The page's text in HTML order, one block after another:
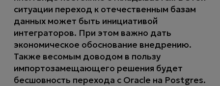
ситуации переход к отечественным базам
данных может быть инициативой
интеграторов. При этом важно дать
экономическое обоснование внедрению.
Также весомым доводом в пользу
импортозамещающего решения будет
бесшовность перехода с Oracle на Postgres.